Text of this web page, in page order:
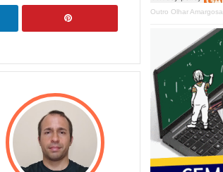
Outro Olhar Amargosa